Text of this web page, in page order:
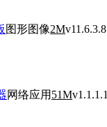
图形图像2Mv11.6.3.8
网络应用 51Mv1.1.1.1